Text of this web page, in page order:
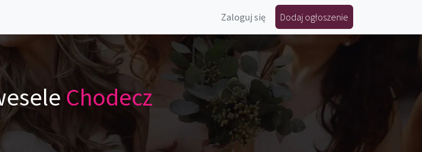
Zaloguj się Dodaj ogłoszenie
Chodecz